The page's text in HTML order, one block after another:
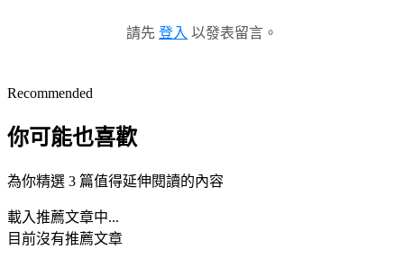
請先 登入 以發表留言。
Recommended
你可能也喜歡
為你精選 3 篇值得延伸閱讀的內容
載入推薦文章中...
目前沒有推薦文章